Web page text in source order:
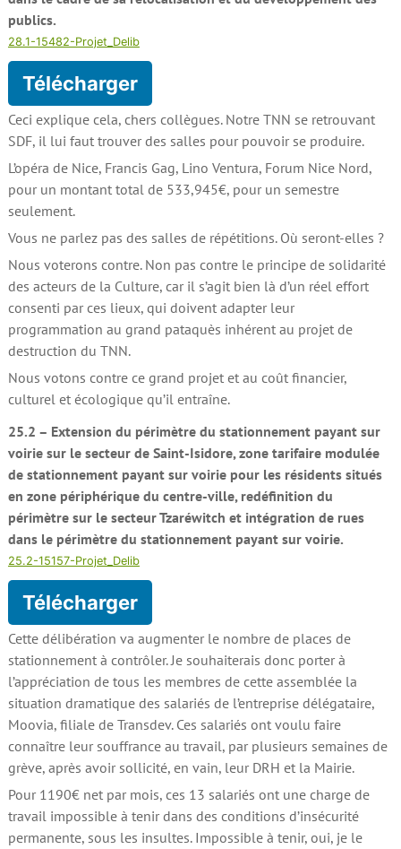
publics.
28.1-15482-Projet_Delib
Télécharger
Ceci explique cela, chers collègues. Notre TNN se retrouvant
SDF, il lui faut trouver des salles pour pouvoir se produire.
L’opéra de Nice, Francis Gag, Lino Ventura, Forum Nice Nord,
pour un montant total de 533,945€, pour un semestre
seulement.
Vous ne parlez pas des salles de répétitions. Où seront-elles ?
Nous voterons contre. Non pas contre le principe de solidarité
des acteurs de la Culture, car il s’agit bien là d’un réel effort
consenti par ces lieux, qui doivent adapter leur
programmation au grand pataquès inhérent au projet de
destruction du TNN.
Nous votons contre ce grand projet et au coût financier,
culturel et écologique qu’il entraîne.
25.2 – Extension du périmètre du stationnement payant sur
voirie sur le secteur de Saint-Isidore, zone tarifaire modulée
de stationnement payant sur voirie pour les résidents situés
en zone périphérique du centre-ville, redéfinition du
périmètre sur le secteur Tzaréwitch et intégration de rues
dans le périmètre du stationnement payant sur voirie.
25.2-15157-Projet_Delib
Télécharger
Cette délibération va augmenter le nombre de places de
stationnement à contrôler. Je souhaiterais donc porter à
l’appréciation de tous les membres de cette assemblée la
situation dramatique des salariés de l’entreprise délégataire,
Moovia, filiale de Transdev. Ces salariés ont voulu faire
connaître leur souffrance au travail, par plusieurs semaines de
grève, après avoir sollicité, en vain, leur DRH et la Mairie.
Pour 1190€ net par mois, ces 13 salariés ont une charge de
travail impossible à tenir dans des conditions d’insécurité
permanente, sous les insultes. Impossible à tenir, oui, je le